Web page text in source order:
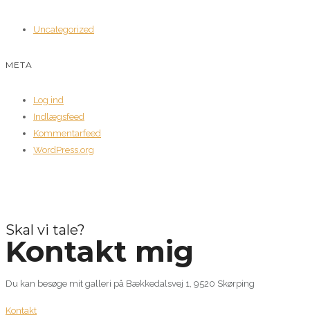
Uncategorized
META
Log ind
Indlægsfeed
Kommentarfeed
WordPress.org
Skal vi tale?
Kontakt mig
Du kan besøge mit galleri på Bækkedalsvej 1, 9520 Skørping
Kontakt